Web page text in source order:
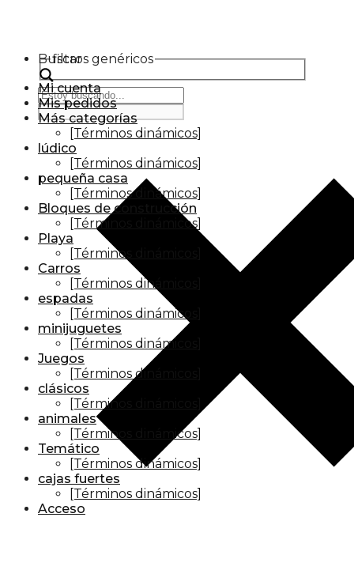
Buscar
filtros genéricos
Mi cuenta
Mis pedidos
Más categorías
[Términos dinámicos]
lúdico
[Términos dinámicos]
pequeña casa
[Términos dinámicos]
Bloques de construcción
[Términos dinámicos]
Playa
[Términos dinámicos]
Carros
[Términos dinámicos]
espadas
[Términos dinámicos]
minijuguetes
[Términos dinámicos]
Juegos
[Términos dinámicos]
clásicos
[Términos dinámicos]
animales
[Términos dinámicos]
Temático
[Términos dinámicos]
cajas fuertes
[Términos dinámicos]
Acceso